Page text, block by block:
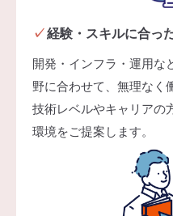
経験・スキルに合っ
開発・インフラ・運用な
野に合わせて、無理なく
技術レベルやキャリアの
環境をご提案します。